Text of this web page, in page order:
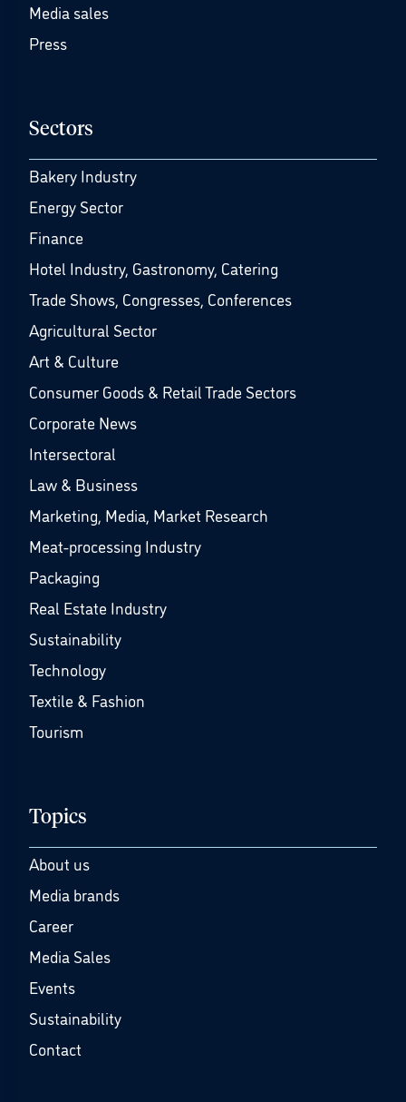
Media sales
Press
Sectors
Bakery Industry
Energy Sector
Finance
Hotel Industry, Gastronomy, Catering
Trade Shows, Congresses, Conferences
Agricultural Sector
Art & Culture
Consumer Goods & Retail Trade Sectors
Corporate News
Intersectoral
Law & Business
Marketing, Media, Market Research
Meat-processing Industry
Packaging
Real Estate Industry
Sustainability
Technology
Textile & Fashion
Tourism
Topics
About us
Media brands
Career
Media Sales
Events
Sustainability
Contact